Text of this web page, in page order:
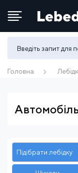
Головна
Підібрати лебідку